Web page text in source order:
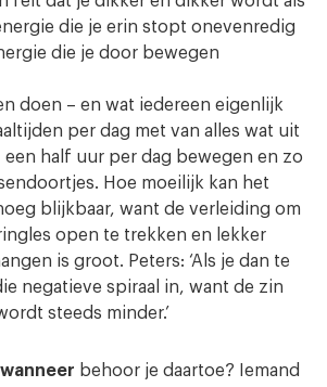
die je erin stopt onevenredig
die je door bewegen
doen – en wat iedereen eigenlijk
per dag met van alles wat uit
half uur per dag bewegen en zo
Hoe moeilijk kan het
blijkbaar, want de verleiding om
open te trekken en lekker
is groot. Peters: ‘Als je dan te
negatieve spiraal in, want de zin
steeds minder.’
behoor je daartoe? Iemand